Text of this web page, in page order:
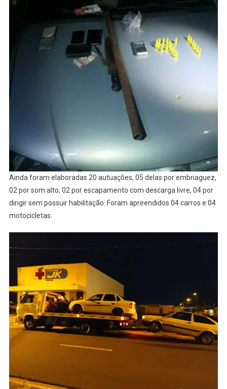
Ainda foram elaboradas 20 autuações, 05 delas por embriaguez,
02 por som alto, 02 por escapamento com descarga livre, 04 por
dirigir sem possuir habilitação. Foram apreendidos 04 carros e 04
motocicletas.